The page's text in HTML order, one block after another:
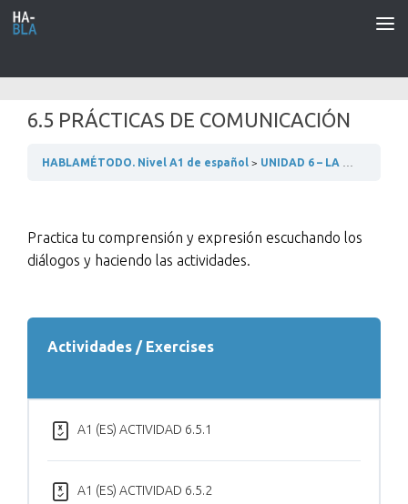
Saltar al contenido
6.5 PRÁCTICAS DE COMUNICACIÓN
HABLAMÉTODO. Nivel A1 de español UNIDAD 6 – LA CASA
Practica tu comprensión y expresión escuchando los
diálogos y haciendo las actividades.
Actividades / Exercises
A1 (ES) ACTIVIDAD 6.5.1
A1 (ES) ACTIVIDAD 6.5.2